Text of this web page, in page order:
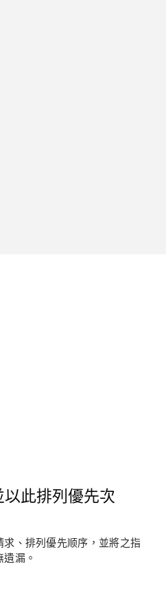
此排列優先次
、排列優先顺序，並將之指
漏。